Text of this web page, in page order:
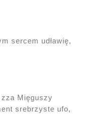
sercem udławię,
Mięguszy
srebrzyste ufo,